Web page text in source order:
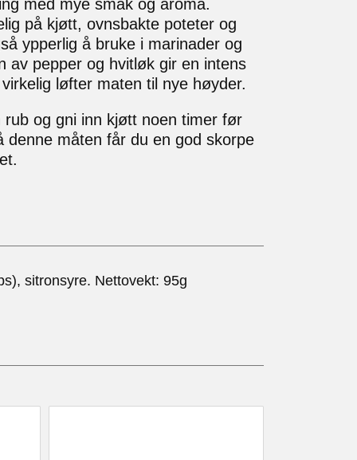
med mye smak og aroma.
på kjøtt, ovnsbakte poteter og
ypperlig å bruke i marinader og
av pepper og hvitløk gir en intens
løfter maten til nye høyder.
rub og gni inn kjøtt noen timer før
denne måten får du en god skorpe
sitronsyre. Nettovekt: 95g